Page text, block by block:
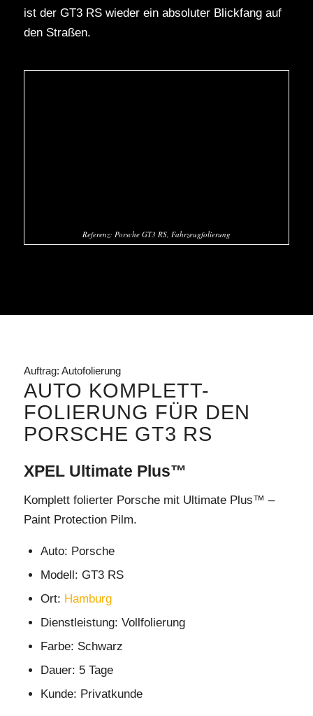
ist der GT3 RS wieder ein absoluter Blickfang auf
den Straßen.
Referenz: Porsche GT3 RS, Fahrzeugfolierung
Auftrag: Autofolierung
AUTO KOMPLETT-
FOLIERUNG FÜR DEN
PORSCHE GT3 RS
XPEL Ultimate Plus™
Komplett folierter Porsche mit Ultimate Plus™ –
Paint Protection Pilm.
Auto: Porsche
Modell: GT3 RS
Ort: Hamburg
Dienstleistung: Vollfolierung
Farbe: Schwarz
Dauer: 5 Tage
Kunde: Privatkunde